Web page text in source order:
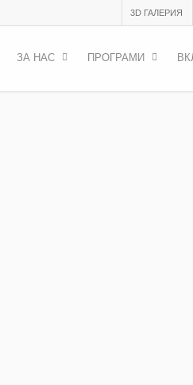
3D ГАЛЕРИЯ
ЗА НАС ПРОГРАМИ